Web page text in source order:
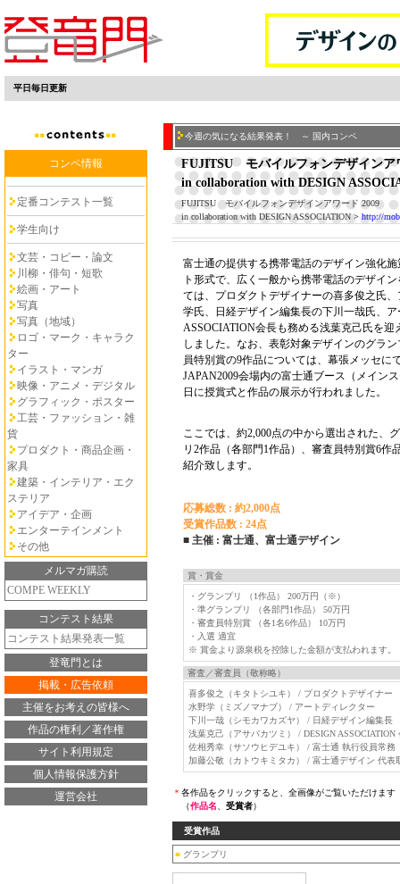
平日毎日更新
今週の気になる結果発表！ ～ 国内コンペ
コンペ情報
定番コンテスト一覧
学生向け
文芸・コピー・論文
川柳・俳句・短歌
絵画・アート
写真
写真（地域）
ロゴ・マーク・キャラク
ター
イラスト・マンガ
映像・アニメ・デジタル
グラフィック・ポスター
工芸・ファッション・雑
貨
プロダクト・商品企画・
家具
建築・インテリア・エク
ステリア
アイデア・企画
エンターテインメント
その他
メルマガ購読
COMPE WEEKLY
コンテスト結果
コンテスト結果発表一覧
登竜門とは
掲載・広告依頼
主催をお考えの皆様へ
作品の権利／著作権
サイト利用規定
個人情報保護方針
運営会社
FUJITSU モバイルフォンデザインア
in collaboration with DESIGN
FUJITSU モバイルフォンデザインアワード 2009
in collaboration with DESIGN ASSOCIATION>http://
富士通の提供する携帯電話のデザイン強化
ト形式で、広く一般から携帯電話のデザイ
ては、プロダクトデザイナーの喜多俊之氏
学氏、日経デザイン編集長の下川一哉氏、
ASSOCIATION会長も務める浅葉克己氏を
しました。なお、表彰対象デザインのグラ
員特別賞の9作品については、幕張メッセに
JAPAN2009会場内の富士通ブース（メイン
日に授賞式と作品の展示が行われました。
ここでは、約2,000点の中から選出された、
リ2作品（各部門1作品）、審査員特別賞6作
紹介致します。
応募総数 : 約2,000点
受賞作品数 : 24点
■ 主催 : 富士通、富士通デザイン
賞・賞金
・グランプリ （1作品） 200万円（※）
・準グランプリ （各部門1作品） 50万円
・審査員特別賞 （各1名6作品） 10万円
・入選 適宜
※ 賞金より源泉税を控除した金額が支払われます。
審査／審査員（敬称略）
喜多俊之（キタトシユキ） / プロダクトデザイナー
水野学（ミズノマナブ） / アートディレクター
下川一哉（シモカワカズヤ） / 日経デザイン編集長
浅葉克己（アサバカツミ） / DESIGN ASSOCIATION
佐相秀幸（サソウヒデユキ） / 富士通 執行役員常務
加藤公敬（カトウキミタカ） / 富士通デザイン 代表
＊ 各作品をクリックすると、全画像がご覧いただけます
（作品名 受賞者）
受賞作品
■ グランプリ